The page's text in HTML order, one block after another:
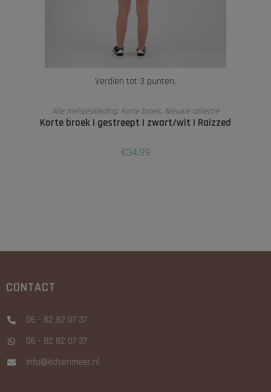
Verdien tot 3 punten.
OPTIES SELECTEREN
Alle meisjeskleding, Korte broek, Nieuwe collectie
Korte broek | gestreept | zwart/wit | Raizzed
€34,99
CONTACT
06 - 82 82 07 37
06 - 82 82 07 37
info@kidsenmeer.nl